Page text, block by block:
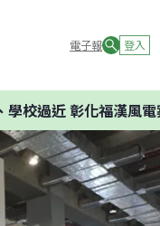
電子報 登入
過近 彰化福漢風電案